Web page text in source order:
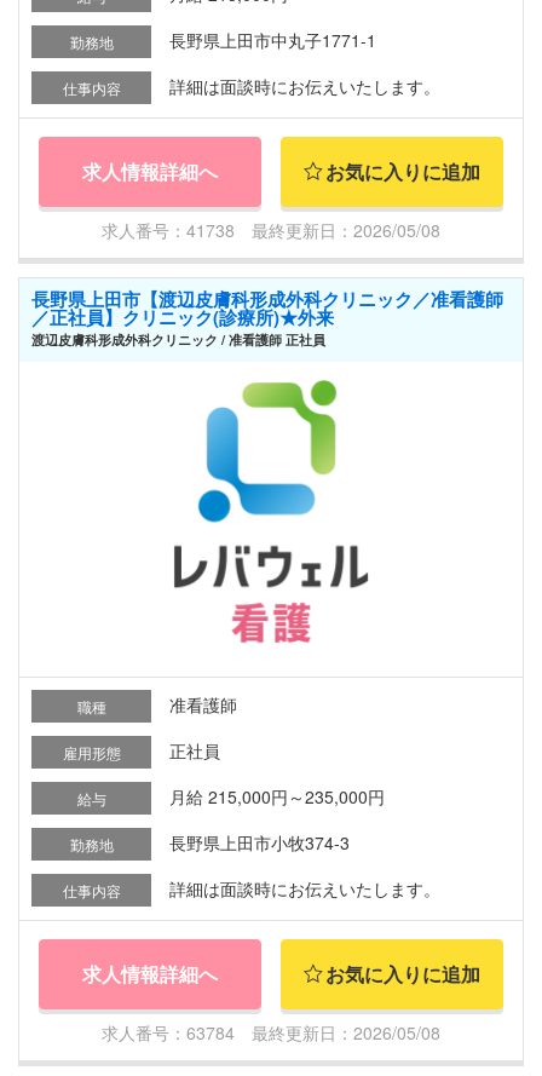
勤務地 長野県上田市中丸子1771-1
仕事内容 詳細は面談時にお伝えいたします。
求人情報詳細へ お気に入りに追加
求人番号：41738 最終更新日：2026/05/08
長野県上田市【渡辺皮膚科形成外科クリニック／准看護師
／正社員】クリニック(診療所)★外来
渡辺皮膚科形成外科クリニック / 准看護師 正社員
職種 准看護師
雇用形態 正社員
給与 月給 215,000円～235,000円
勤務地 長野県上田市小牧374-3
仕事内容 詳細は面談時にお伝えいたします。
求人情報詳細へ お気に入りに追加
求人番号：63784 最終更新日：2026/05/08